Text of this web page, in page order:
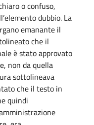
o confuso,
dubbio. La
emanante il
che il
è stato approvato
non da quella
sottolineava
che il testo in
quindi